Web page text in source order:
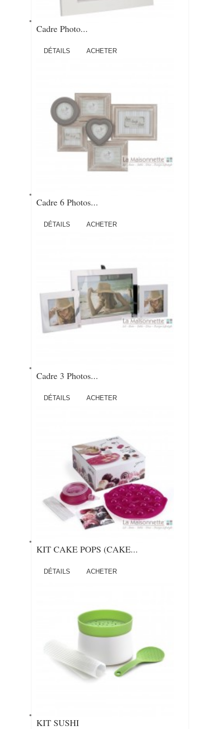
Cadre Photo...
DÉTAILS ACHETER
Cadre 6 Photos...
DÉTAILS ACHETER
Cadre 3 Photos...
DÉTAILS ACHETER
KIT CAKE POPS (CAKE...
DÉTAILS ACHETER
KIT SUSHI